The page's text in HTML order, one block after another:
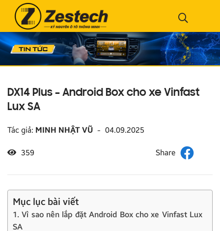
DX14 Plus – Android Box cho xe Vinfast
Lux SA
Tác giả: MINH NHẬT VŨ - 04.09.2025
359
Mục lục bài viết
1. Vì sao nên lắp đặt Android Box cho xe Vinfast Lux
SA